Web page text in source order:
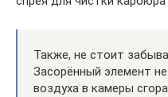
Также, не стоит
Засорённый элемент
воздуха в камеры